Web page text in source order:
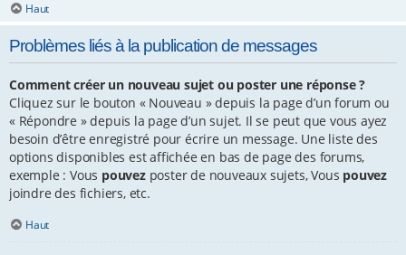
Haut
Problèmes liés à la publication de messages
Comment créer un nouveau sujet ou poster une réponse ?
Cliquez sur le bouton « Nouveau » depuis la page d’un forum ou
« Répondre » depuis la page d’un sujet. Il se peut que vous ayez
besoin d’être enregistré pour écrire un message. Une liste des
options disponibles est affichée en bas de page des forums,
exemple : Vous pouvezposter de nouveaux sujets, Vous pouvez
joindre des fichiers, etc.
Haut